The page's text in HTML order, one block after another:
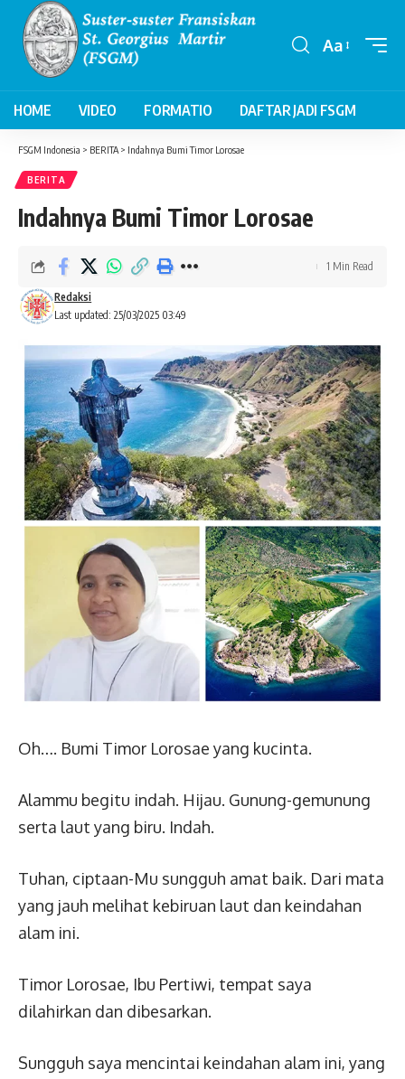
Font
Aa
HOME VIDEO FORMATIO DAFTAR JADI FSGM
FSGM Indonesia > BERITA > Indahnya Bumi Timor Lorosae
BERITA
Indahnya Bumi Timor Lorosae
Last updated: 25/03/2025 03:49
Redaksi
1 Min Read
Oh…. Bumi Timor Lorosae yang kucinta.
Alammu begitu indah. Hijau. Gunung-gemunung
serta laut yang biru. Indah.
Tuhan, ciptaan-Mu sungguh amat baik. Dari mata
yang jauh melihat kebiruan laut dan keindahan
alam ini.
Timor Lorosae, Ibu Pertiwi, tempat saya
dilahirkan dan dibesarkan.
Sungguh saya mencintai keindahan alam ini, yang